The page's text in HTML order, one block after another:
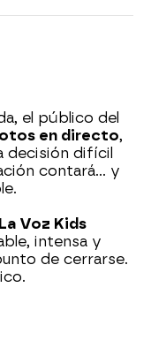
el público del
en directo,
decisión difícil
contará… y
La Voz Kids
intensa y
de cerrarse.